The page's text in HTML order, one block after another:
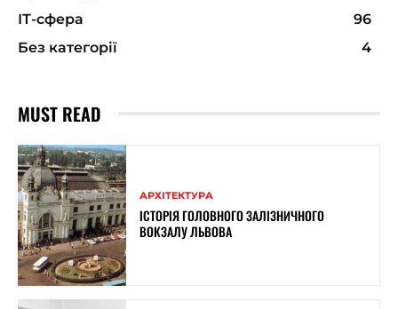
ІТ-сфера
96
Без категорії
4
MUST READ
АРХІТЕКТУРА
ІСТОРІЯ ГОЛОВНОГО ЗАЛІЗНИЧНОГО
ВОКЗАЛУ ЛЬВОВА